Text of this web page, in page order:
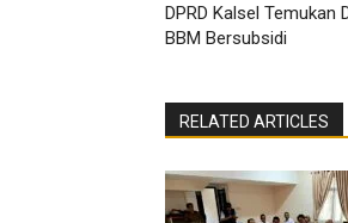
DPRD Kalsel Temukan
BBM Bersubsidi
RELATED ARTICLES